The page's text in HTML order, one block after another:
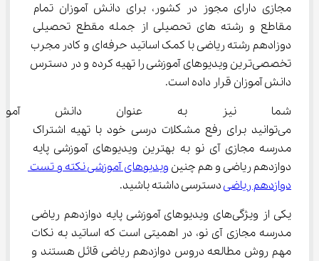
مجازی دارای مجوز در کشور، برای دانش آموزان تمام
مقاطع و رشته های تحصیلی از جمله مقطع تحصیلی
دوزادهم رشته ریاضی با کمک اساتید حرفه‌ای و کادر مجرب
تخصصی‌ترین ویدیوهای آموزشی را تهیه کرده و در دسترس
دانش آموزان قرار داده است.
شما نیز به عنوان دانش آموز
می‌توانید برای رفع مشکلات درسی خود با تهیه اشتراک
مدرسه مجازی آی نو به بهترین ویدیوهای آموزشی پایه
دوازدهم ریاضی و هم چنین ویدیوهای آموزشی نکته و تست
دوازدهم ریاضی دسترسی داشته باشید.
یکی از ویژگی‌های ویدیوهای آموزشی پایه دوازدهم ریاضی
مدرسه مجازی آی نو، در اهمیتی است که اساتید به نکات
مهم روش مطالعه دروس دوازدهم ریاضی قائل هستند و